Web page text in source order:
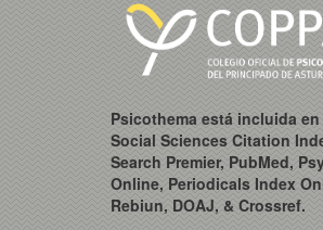
Psicothema está incluida
Social Sciences Citation
Search Premier, PubMed,
Online, Periodicals Index
Rebiun, DOAJ, & Crossref.